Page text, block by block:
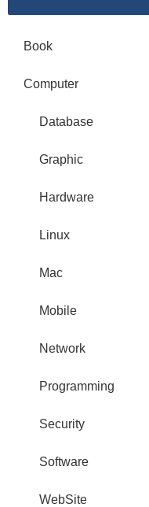
Book
Computer
Database
Graphic
Hardware
Linux
Mac
Mobile
Network
Programming
Security
Software
WebSite